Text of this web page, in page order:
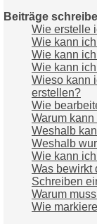
Beiträge
Wie erstelle
Wie kann
Wie kann
Wie kann
Wieso kann
erstellen?
Wie
Warum
Weshalb
Weshalb
Wie kann
Was bewirkt
Schreiben
Warum
Wie